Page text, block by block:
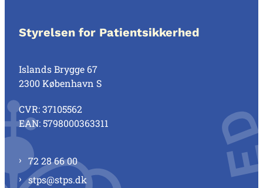
Styrelsen for Patientsikkerhed
Islands Brygge 67
2300 København S
CVR: 37105562
EAN: 5798000363311
72 28 66 00
stps@stps.dk